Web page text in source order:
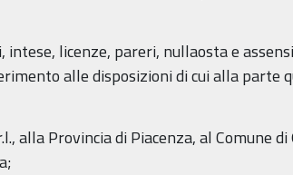
licenze, pareri, nullaosta e
alle disposizioni di cui alla parte
alla Provincia di Piacenza, al Comune di